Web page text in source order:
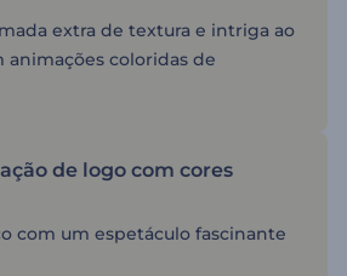
extra de textura e intriga ao
coloridas de
de logo com cores
com um espetáculo fascinante